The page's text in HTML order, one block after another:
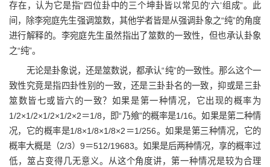
存在，认为它是指“四位卦中的三个坤卦皆以常见的‘六’组成”。此
间，除李宛庭先生强调筮数，其他学者皆是从强调卦象之“纯”的角度
进行解释的。李宛庭先生虽然指出了筮数的一致性，但也承认卦象
之“纯”。
无论是卦象说，还是筮数说，都承认“纯”的一致性。那么这个一
致性究竟是指四卦性别的一致，还是三卦卦名的一致，抑或是三卦
筮数皆七或皆六的一致？如果是第一种情况，它出现的概率为
1/2×1/2×1/2×1/2×2＝1/8，即“乃飨”的概率是1/16。如果是第二种情
况，它的概率是1/8×1/8×1/8×2＝1/256。如果是第三种情况，它的
概率大概是（2/3）9＝512/19683。如果是后两种情况，享的概率过
低，筮占变得几无意义。从这个角度讲，第一种情况是较为合理